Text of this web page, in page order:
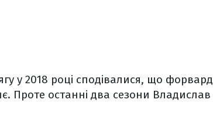
у 2018 році сподівалися, що форвард
Проте останні два сезони Владислав